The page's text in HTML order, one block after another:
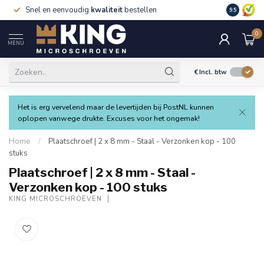
Snel en eenvoudig kwaliteitbestellen 9.5
MENU
0
€Incl. btw
Het is erg vervelend maar de levertijden bij PostNL kunnen
oplopen vanwege drukte. Excuses voor het ongemak!
Home /
Plaatschroef | 2 x 8 mm - Staal - Verzonken kop - 100
stuks
Plaatschroef | 2 x 8 mm - Staal -
Verzonken kop - 100 stuks
KING MICROSCHROEVEN